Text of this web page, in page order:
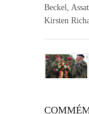
Beckel,
Kirsten